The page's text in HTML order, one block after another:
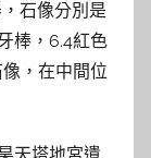
石像分別是
棒，6.4紅色
，在中間位